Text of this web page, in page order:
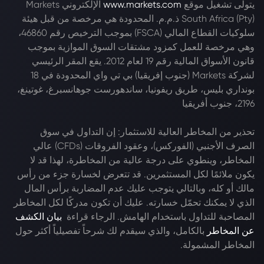
يتولى تشغيل موقع www.markets.com
الإلكتروني Markets
South Africa (Pty) ذ.م.م. المحدودة هي مرخصة من قبل هيئة
سلوكيات القطاع المالي (FSCA) بموجب الترخيص رقم 46860،
وهي مرخصة للعمل كمزود مشتقات السوق الموازية بموجب
قانون الأسواق المالية رقم 19 لعام 2012. يقع المقر الرئيسي
لشركة Markets (جنوب إفريقيا) بي تي واي المحدودة في 18
بونداري بليس، طريق ريفونيا، ساندهورست جوهانسبرغ، غوتينغ،
2196، جنوب أفريقيا
تحذير من المخاطر العالية للاستثمار: إن التداول في سوق
الصرف الأجنبي (الفوركس)، وعقود الفروقات (CFDs) عالي
المخاطر، وينطوي على درجة عالية من المخاطرة، لهذا قد لا
يكون ملائمًا لكل المستثمرين. قد تتعرض لخسارة جزء من رأس
مالك أو كله، وبالتالي يتوجب عليك عدم المضاربة برأس المال
الذي لا يمكنك تحمّل خسارته. عليك أن تكون مدركًا لكل المخاطر
المصاحبة للتداول باستخدام الهامش. الرجاء قراءة بيان الكشف
عن المخاطر بالكامل، والذي سيقدم لك شرحاً تفصيلياً أكثر حول
المخاطر المشمولة.